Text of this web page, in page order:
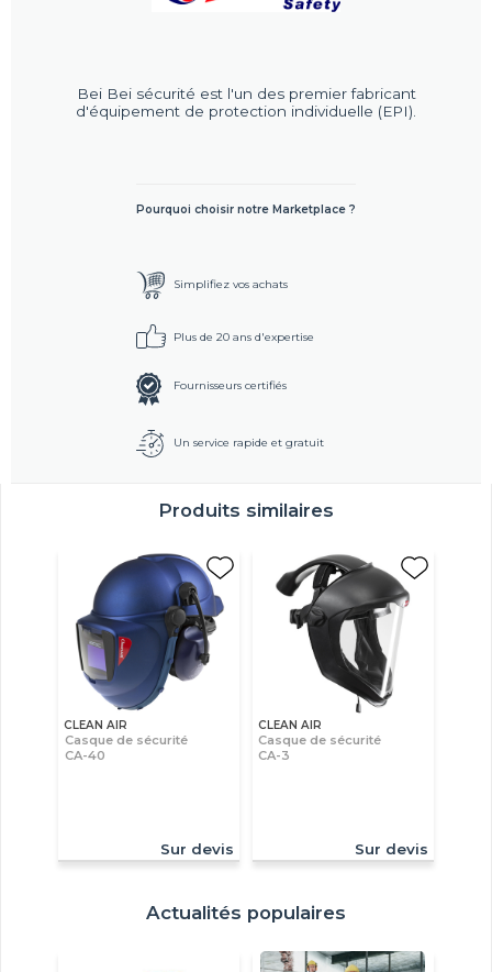
Bei Bei sécurité est l'un des premier fabricant
d'équipement de protection individuelle (EPI).
Pourquoi choisir notre Marketplace ?
Simplifiez vos achats
Plus de 20 ans d'expertise
Fournisseurs certifiés
Un service rapide et gratuit
Produits similaires
CLEAN AIR
Casque de sécurité
CA-40
Sur devis
CLEAN AIR
Casque de sécurité
CA-3
Sur devis
Actualités populaires